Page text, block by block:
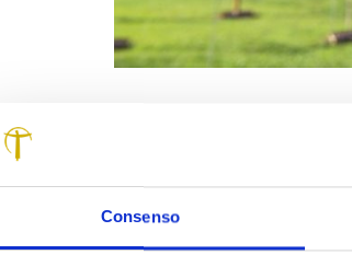
Consenso
della